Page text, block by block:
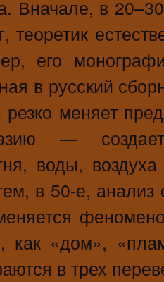
Вначале, в
теоретик
его
в русский
меняет
— создает
воды,
в 50-е, анализ
как «дом»,
в трех